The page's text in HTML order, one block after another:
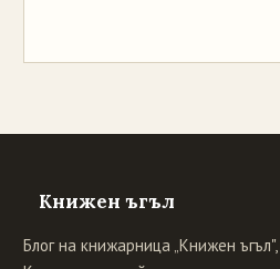
Книжен ъгъл
Блог на книжарница „Книжен